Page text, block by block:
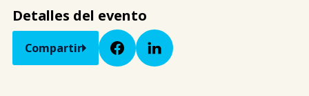
Detalles del evento
Compartir